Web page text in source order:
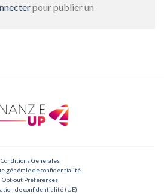
pour publier un
Conditions Generales
générale de confidentialité
Opt-out Preferences
de confidentialité (UE)